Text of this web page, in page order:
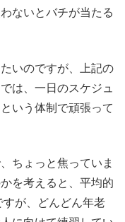
ないとバチが当たる
いのですが、上記の
は、一日のスケジュ
いう体制で頑張って
ちょっと焦っていま
を考えると、平均的
が、どんどん年老